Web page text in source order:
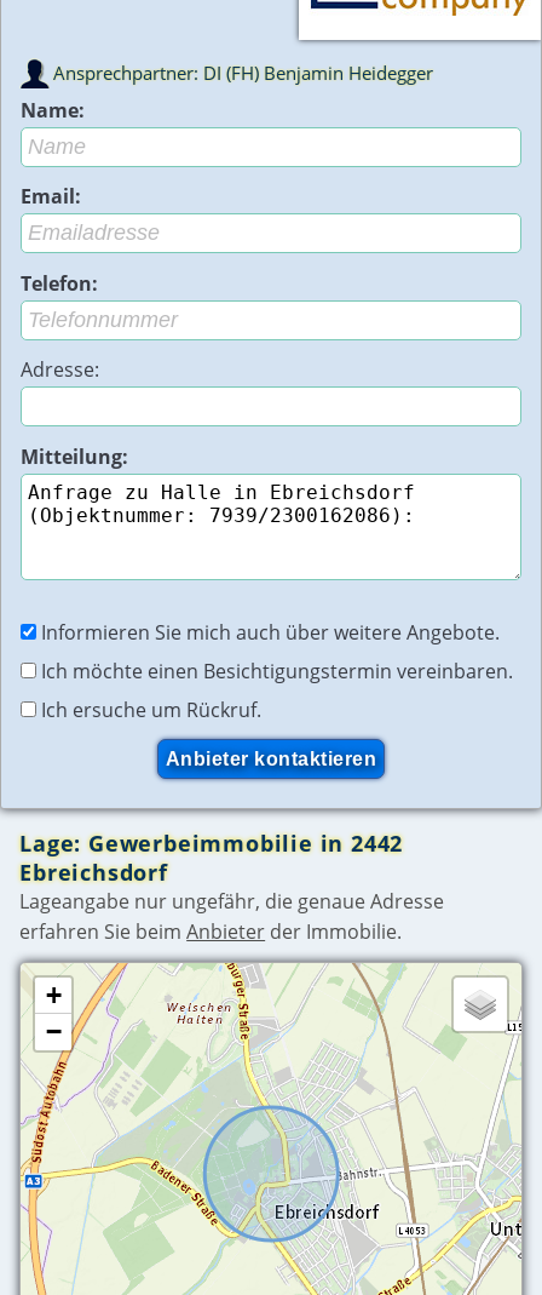
Ansprechpartner: DI (FH) Benjamin Heidegger
Name:
Email:
Telefon:
Adresse:
Mitteilung:
Informieren Sie mich auch über weitere Angebote.
Ich möchte einen Besichtigungstermin vereinbaren.
Ich ersuche um Rückruf.
Lage: Gewerbeimmobilie in 2442
Ebreichsdorf
Lageangabe nur ungefähr, die genaue Adresse
erfahren Sie beimAnbieter der Immobilie.
+
−